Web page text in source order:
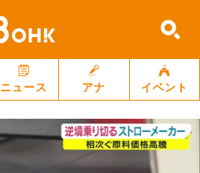
ニュース アナ イベント